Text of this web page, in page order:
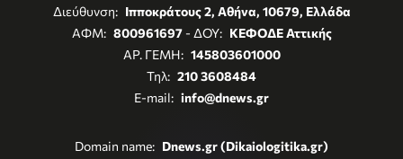
Διεύθυνση: Ιπποκράτους 2, Αθήνα, 10679, Ελλάδα
ΑΦΜ: 800961697- ΔΟΥ: ΚΕΦΟΔΕ Αττικής
ΑΡ. ΓΕΜΗ: 145803601000
Τηλ: 210 3608484
E-mail: info@dnews.gr
Domain name: Dnews.gr (Dikaiologitika.gr)